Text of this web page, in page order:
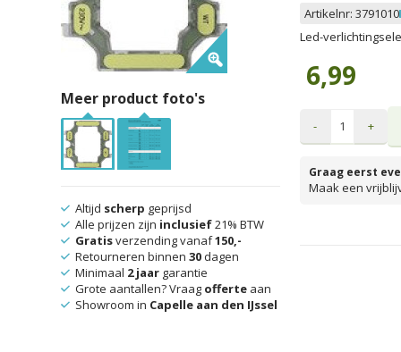
Artikelnr: 3791010
Led-
6,99
- +
Graag eerst
Maak een
Meer product foto's
Altijd scherp geprijsd
Alle prijzen zijn inclusief21% BTW
Gratisverzending vanaf150,-
Retourneren binnen 30dagen
Minimaal 2 jaargarantie
Grote aantallen? Vraag offerteaan
Showroom in Capelle aan den IJssel